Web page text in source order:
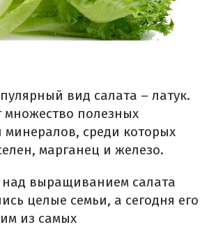
вид салата – латук.
множество полезных
минералов, среди которых
марганец и железо.
над выращиванием салата
целые семьи, а сегодня его
из самых